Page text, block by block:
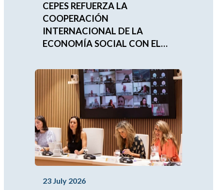
CEPES REFUERZA LA
COOPERACIÓN
INTERNACIONAL DE LA
ECONOMÍA SOCIAL CON EL
UNIÓN MUNDIAL DE LAS
MUTUALIDADES
23 July 2026